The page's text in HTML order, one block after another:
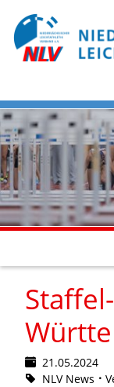
21.05.2024
NLV News